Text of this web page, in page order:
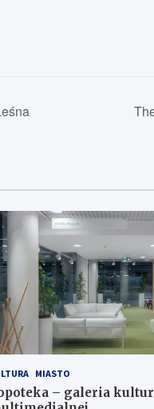
MIASTO
– galeria